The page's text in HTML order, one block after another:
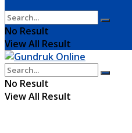
No Result
View All Result
No Result
View All Result